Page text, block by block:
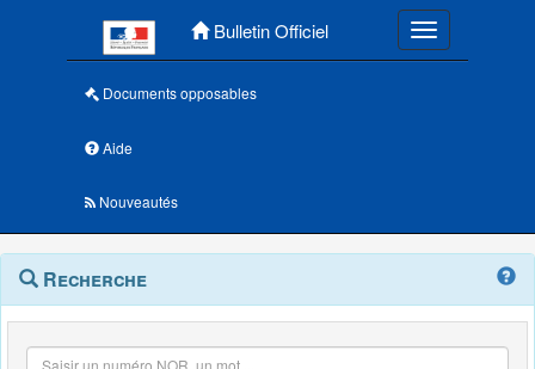
Bulletin Officiel Toggle
Documents opposables
Aide
Nouveautés
Navigation
outils
Menu
contextuel
Recherche